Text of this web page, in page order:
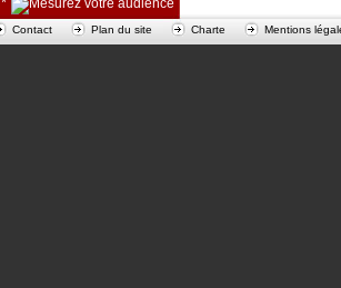
Contact Plan du site Charte Mentions